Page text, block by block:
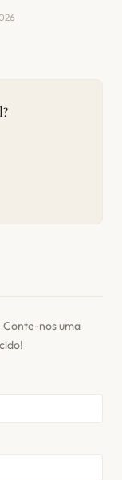
Conte-nos uma